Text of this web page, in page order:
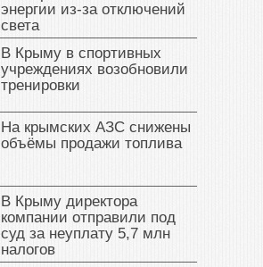
энергии из-за отключений
света
В Крыму в спортивных
учреждениях возобновили
тренировки
На крымских АЗС снижены
объёмы продажи топлива
В Крыму директора
компании отправили под
суд за неуплату 5,7 млн
налогов